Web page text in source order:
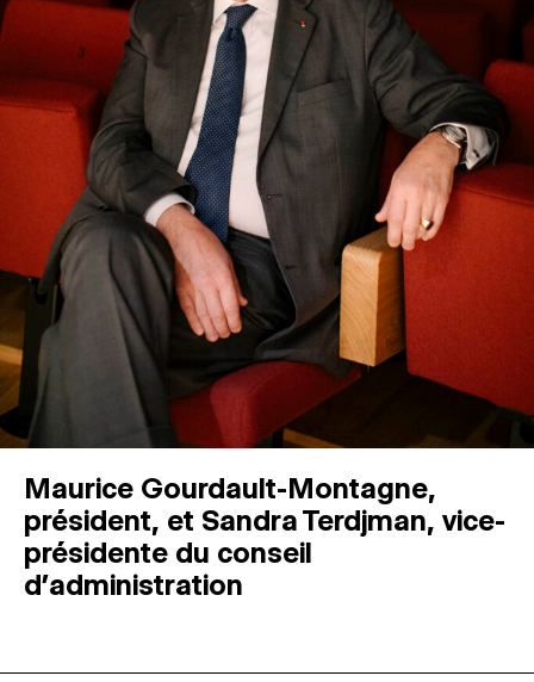
Maurice Gourdault-Montagne,
président, et Sandra Terdjman, vice-
présidente du conseil
d’administration